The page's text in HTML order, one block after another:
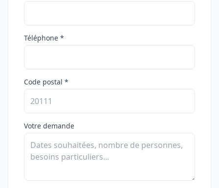
Téléphone *
Code postal *
Votre demande